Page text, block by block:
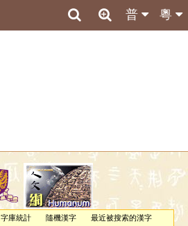
粵
普
字庫統計 隨機漢字
最近被搜索的漢字